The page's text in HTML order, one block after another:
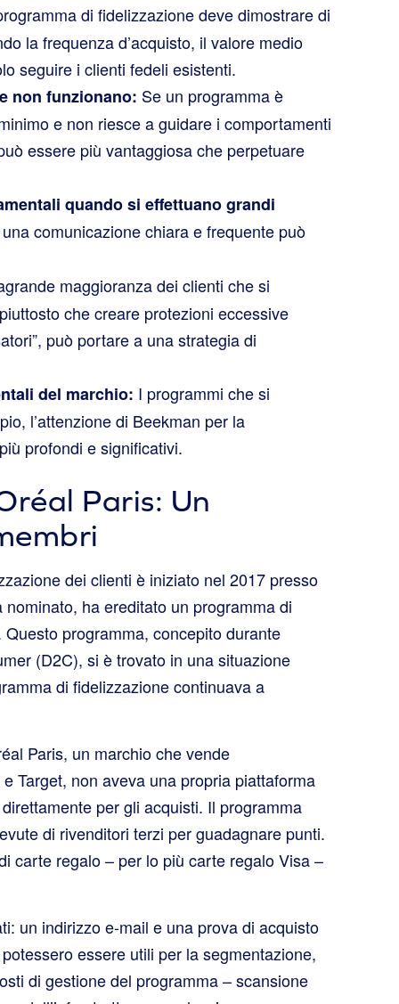
di fidelizzazione deve dimostrare di
la frequenza d’acquisto, il valore medio
seguire i clienti fedeli esistenti.
non funzionano: Se un programma è
e non riesce a guidare i comportamenti
essere più vantaggiosa che perpetuare
quando si effettuano grandi
comunicazione chiara e frequente può
maggioranza dei clienti che si
che creare protezioni eccessive
può portare a una strategia di
del marchio: I programmi che si
l’attenzione di Beekman per la
profondi e significativi.
Paris: Un
dei clienti è iniziato nel 2017 presso
ha ereditato un programma di
programma, concepito durante
(D2C), si è trovato in una situazione
di fidelizzazione continuava a
Paris, un marchio che vende
Target, non aveva una propria piattaforma
per gli acquisti. Il programma
di rivenditori terzi per guadagnare punti.
carte regalo – per lo più carte regalo Visa –
un indirizzo e-mail e una prova di acquisto
essere utili per la segmentazione,
di gestione del programma – scansione